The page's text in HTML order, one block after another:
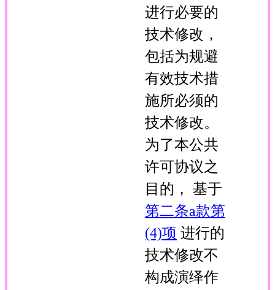
进行必要的
技术修改，
包括为规避
有效技术措
施所必须的
技术修改。
为了本公共
许可协议之
目的， 基于
第二条a款第
(4)项 进行的
技术修改不
构成演绎作